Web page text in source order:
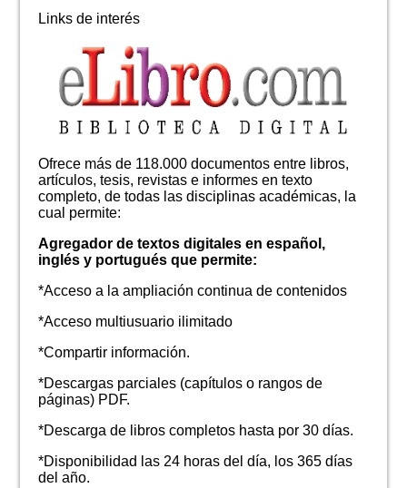
Links de interés
Ofrece más de 118.000 documentos entre libros,
artículos, tesis, revistas e informes en texto
completo, de todas las disciplinas académicas, la
cual permite:
Agregador de textos digitales en español,
inglés y portugués que permite:
*Acceso a la ampliación continua de contenidos
*Acceso multiusuario ilimitado
*Compartir información.
*Descargas parciales (capítulos o rangos de
páginas) PDF.
*Descarga de libros completos hasta por 30 días.
*Disponibilidad las 24 horas del día, los 365 días
del año.